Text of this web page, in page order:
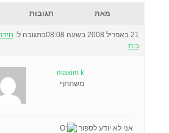
מאת תגובות
21 באפריל 2008 בשעה 08:08 בתגובה ל:
בית
maxim k
משתתף
אני לא יודע לספור